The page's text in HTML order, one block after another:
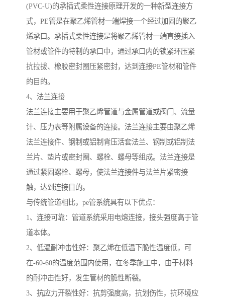
(PVC-U)的承插式柔性连接原理开发的一种新型连接方
式，PE管是在聚乙烯管材一端焊接一个经过加固的聚乙
烯承口。承插式柔性连接是将聚乙烯管材一端直接插入
管材或管件的特制的承口中，通过承口内的锁紧环压紧
抗拉拔、橡胶密封圈压紧密封，达到连接PE管材和管件
的目的。
4、法兰连接
法兰连接主要用于聚乙烯管道与金属管道或阀门、流量
计、压力表等附属设备的连接。法兰连接主要由聚乙烯
法兰连接件、钢制或铝制背压活套法兰、钢制或铝制法
兰片、垫片或密封圈、螺栓、螺母等组成。法兰连接是
通过紧固螺栓、螺母，使法兰连接件与法兰片紧密接
触，达到连接目的。
与传统管道相比，pe管系统具有以下优点：
1、连接可靠：管道系统采用电熔连接，接头强度高于管
道本体。
2、低温耐冲击性好：聚乙烯在低温下脆性温度低，可
在-60-60的温度范围内使用，在冬季施工中，由于材料
的耐冲击性好，发生管材的脆性断裂。
3、抗应力开裂性好：抗剪强度高，抗划伤性，抗环境应